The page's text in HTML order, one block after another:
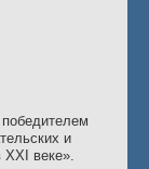
и
ХХI веке».